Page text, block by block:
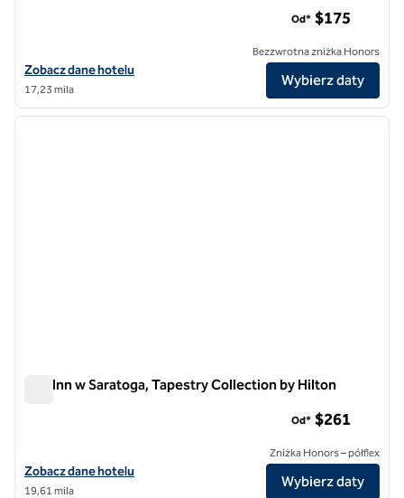
Zobacz szczegóły hotelu Toll House Hotel Los Gatos, Tapestry
Zobacz dane hotelu
17,23 mila
Od* $175
Bezzwrotna zniżka Honors
Wybierz daty
1/12
1 z 12
The Inn w Saratoga, Tapestry Collection by Hilton
Zobacz szczegóły hotelu The Inn at Saratoga, Tapestry Collection
Zobacz dane hotelu
19,61 mila
Od* $261
Zniżka Honors – półflex
Wybierz daty